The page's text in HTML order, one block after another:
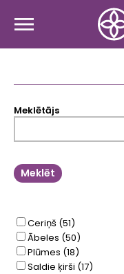
main
Meklētājs
Ceriņš (51)
Ābeles (50)
Plūmes (18)
Saldie ķirši (17)